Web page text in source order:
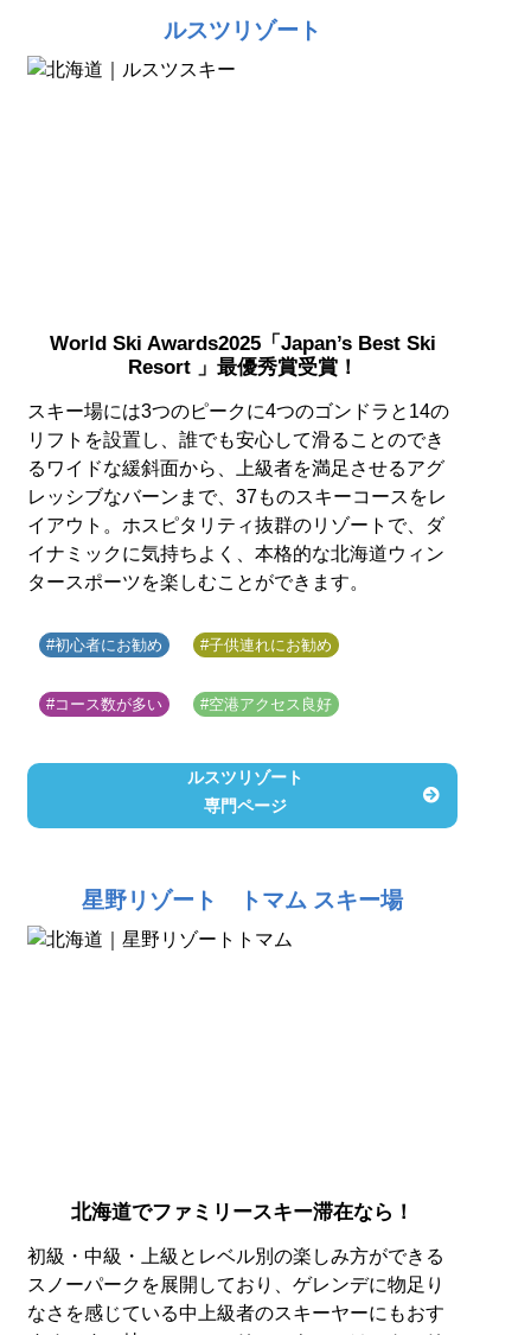
ルスツリゾート
World Ski Awards2025「Japan’s Best Ski
Resort 」最優秀賞受賞！
スキー場には3つのピークに4つのゴンドラと14の
リフトを設置し、誰でも安心して滑ることのでき
るワイドな緩斜面から、上級者を満足させるアグ
レッシブなバーンまで、37ものスキーコースをレ
イアウト。ホスピタリティ抜群のリゾートで、ダ
イナミックに気持ちよく、本格的な北海道ウィン
タースポーツを楽しむことができます。
#初心者にお勧め #子供連れにお勧め
#コース数が多い #空港アクセス良好
ルスツリゾート
専門ページ
星野リゾート トマム スキー場
北海道でファミリースキー滞在なら！
初級・中級・上級とレベル別の楽しみ方ができる
スノーパークを展開しており、ゲレンデに物足り
なさを感じている中上級者のスキーヤーにもおす